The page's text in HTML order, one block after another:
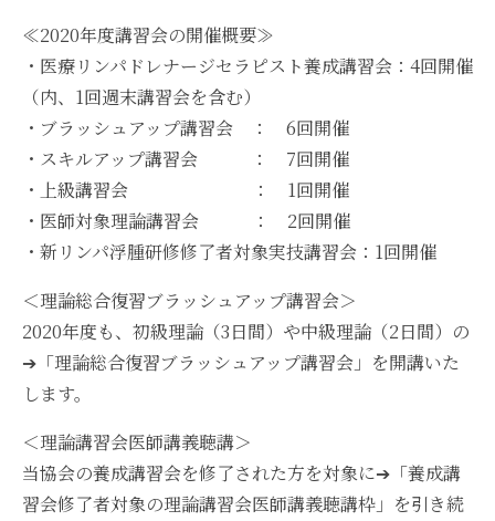
≪2020年度講習会の開催概要≫
・医療リンパドレナージセラピスト養成講習会：4回開催
（内、1回週末講習会を含む）
・ブラッシュアップ講習会 ： 6回開催
・スキルアップ講習会 ： 7回開催
・上級講習会 ： 1回開催
・医師対象理論講習会 ： 2回開催
・新リンパ浮腫研修修了者対象実技講習会：1回開催
＜理論総合復習ブラッシュアップ講習会＞
2020年度も、初級理論（3日間）や中級理論（2日間）の
➔「理論総合復習ブラッシュアップ講習会」を開講いた
します。
＜理論講習会医師講義聴講＞
当協会の養成講習会を修了された方を対象に➔「養成講
習会修了者対象の理論講習会医師講義聴講枠」を引き続